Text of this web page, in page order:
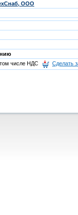
ООО
числе НДС Сделать